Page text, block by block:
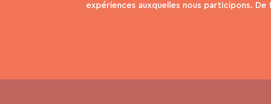
expériences auxquelles nous participons.